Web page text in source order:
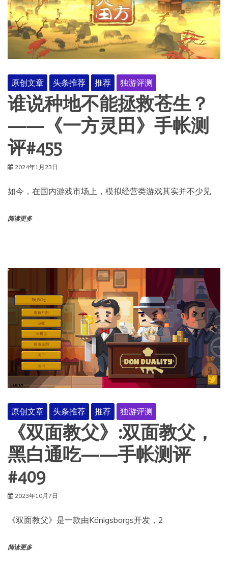
原创文章 头条推荐 推荐 独游评测
谁说种地不能拯救苍生？
——《一方灵田》手帐测
评#455
2024年1月23日
如今，在国内游戏市场上，模拟经营类游戏其实并不少见
阅读更多
原创文章 头条推荐 推荐 独游评测
《双面教父》:双面教父，
黑白通吃——手帐测评
#409
2023年10月7日
《双面教父》是一款由Königsborgs开发，2
阅读更多